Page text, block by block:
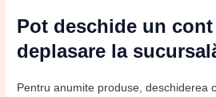
Pot deschide un cont
deplasare la
Pentru anumite produse, deschiderea